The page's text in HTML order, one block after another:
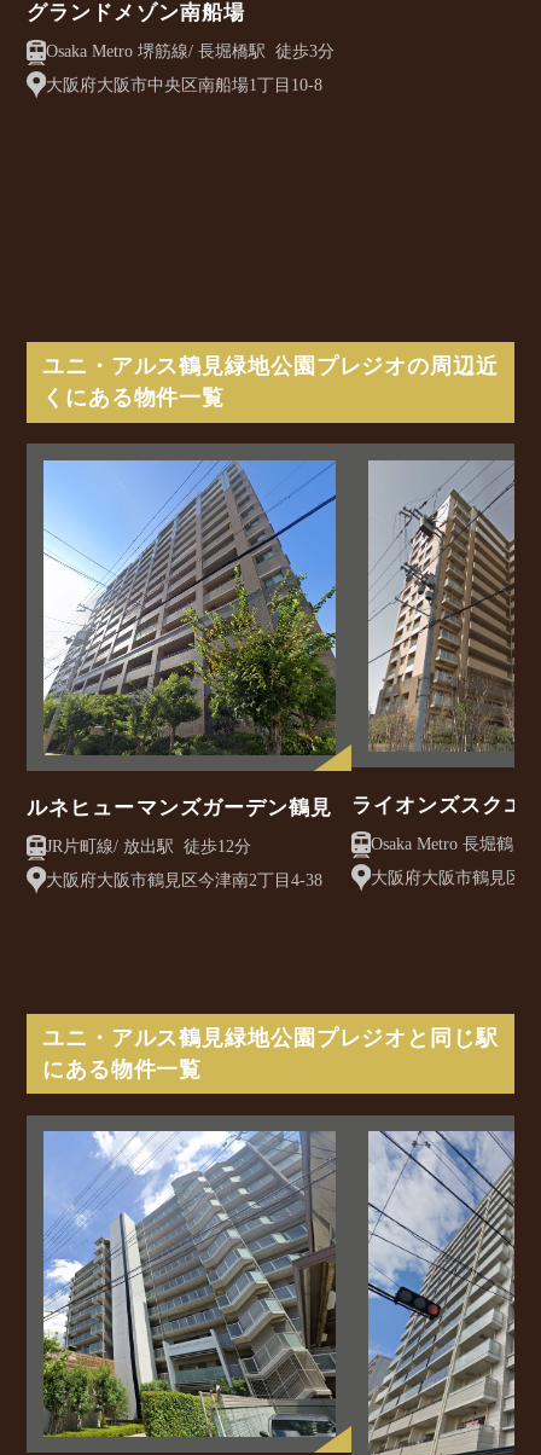
グランドメゾン南船場
Osaka Metro 堺筋線/ 長堀橋駅 徒歩3分
大阪府大阪市中央区南船場1丁目10-8
ユニ・アルス鶴見緑地公園プレジオの周辺近
くにある物件一覧
ルネヒューマンズガーデン鶴見
JR片町線/ 放出駅 徒歩12分
大阪府大阪市鶴見区今津南2丁目4-38
ライオンズスクエ
Osaka Metro 長堀鶴見緑地線/
駅 徒歩6分
大阪府大阪市鶴見区
ユニ・アルス鶴見緑地公園プレジオと同じ駅
にある物件一覧